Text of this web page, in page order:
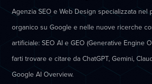
Agenzia SEO e Web Design specializzata nel
organico su Google e nelle nuove ricerche
artificiale: SEO AI e GEO (Generative Engine
farti trovare e citare da ChatGPT, Gemini,
Google AI Overview.